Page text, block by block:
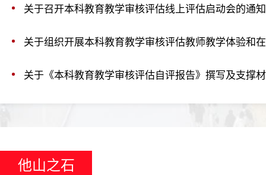
关于召开本科教育教学审核评估线上评估启动会的通知
他山之石